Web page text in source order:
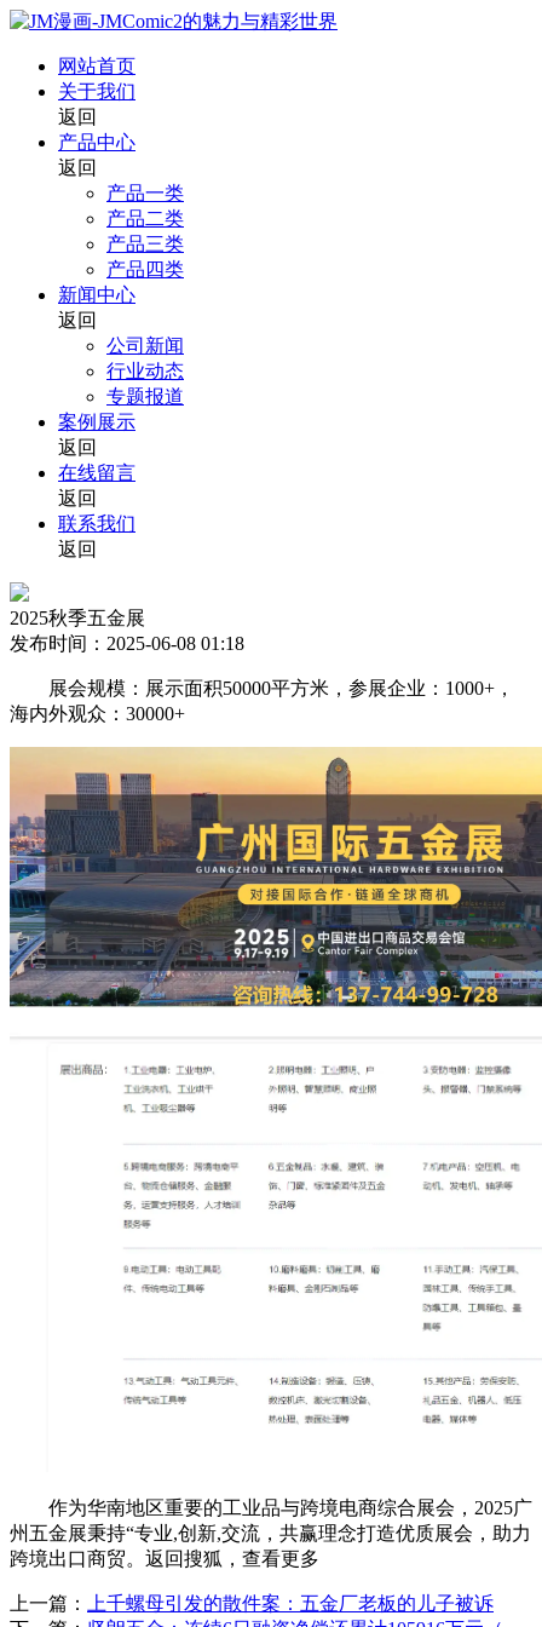
网站首页
关于我们
返回
产品中心
返回
产品一类
产品二类
产品三类
产品四类
新闻中心
返回
公司新闻
行业动态
专题报道
案例展示
返回
在线留言
返回
联系我们
返回
2025秋季五金展
发布时间：2025-06-08 01:18
展会规模：展示面积50000平方米，参展企业：1000+，
海内外观众：30000+
作为华南地区重要的工业品与跨境电商综合展会，2025广
州五金展秉持“专业,创新,交流，共赢理念打造优质展会，助力
跨境出口商贸。返回搜狐，查看更多
上一篇：
上千螺母引发的散件案：五金厂老板的儿子被诉